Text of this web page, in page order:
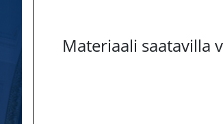
Materiaali saatavilla